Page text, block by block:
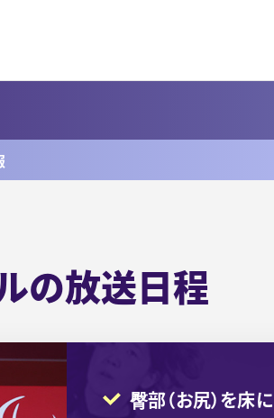
の放送日程
臀部（お尻）を床